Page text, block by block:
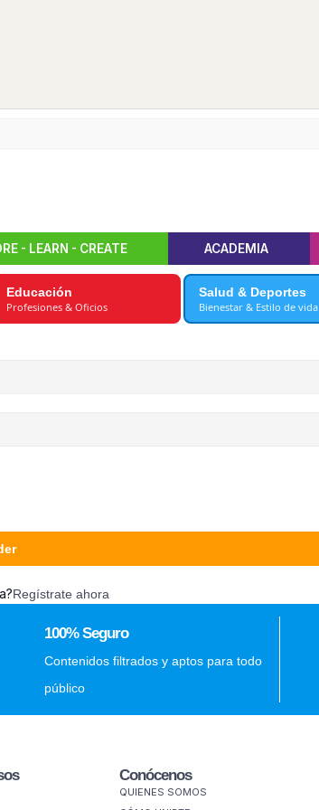
- LEARN - CREATE ACADEMIA
Educación
Profesiones & Oficios
Salud & Deportes
Bienestar & Estilo de vida
Regístrate ahora
100% Seguro
Contenidos filtrados y aptos para todo
público
Conócenos
QUIENES SOMOS